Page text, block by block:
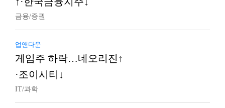
금융/증권
업앤다운
게임주 하락…네오리진↑
·조이시티↓
IT/과학